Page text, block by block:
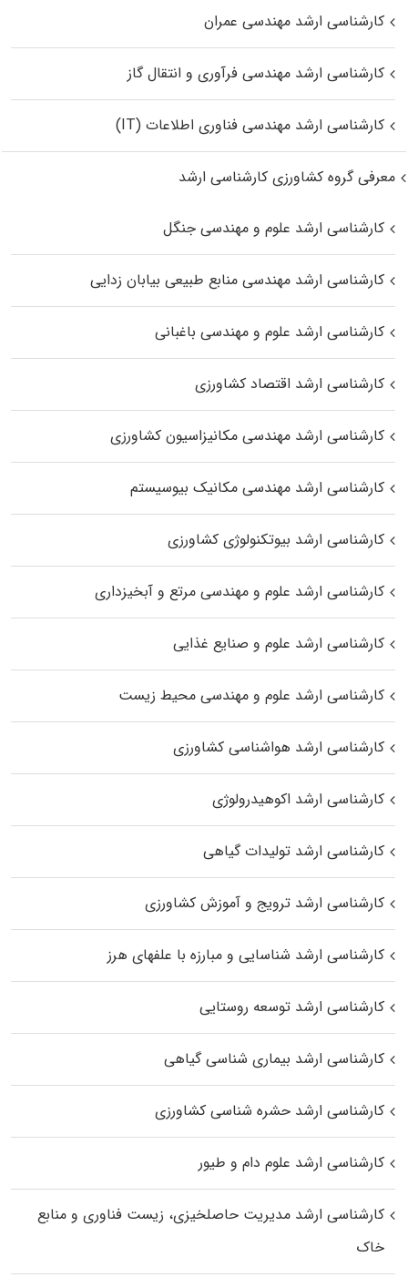
کارشناسی ارشد مهندسی عمران
کارشناسی ارشد مهندسی فرآوری و انتقال گاز
کارشناسی ارشد مهندسی فناوری اطلاعات (IT)
معرفی گروه کشاورزی کارشناسی ارشد
کارشناسی ارشد علوم و مهندسی جنگل
کارشناسی ارشد مهندسی منابع طبیعی بیابان زدایی
کارشناسی ارشد علوم و مهندسی باغبانی
کارشناسی ارشد اقتصاد کشاورزی
کارشناسی ارشد مهندسی مکانیزاسیون کشاورزی
کارشناسی ارشد مهندسی مکانیک بیوسیستم
کارشناسی ارشد بیوتکنولوژی کشاورزی
کارشناسی ارشد علوم و مهندسی مرتع و آبخیزداری
کارشناسی ارشد علوم و صنایع غذایی
کارشناسی ارشد علوم و مهندسی محیط زیست
کارشناسی ارشد هواشناسی کشاورزی
کارشناسی ارشد اکوهیدرولوژی
کارشناسی ارشد تولیدات گیاهی
کارشناسی ارشد ترویج و آموزش کشاورزی
کارشناسی ارشد شناسایی و مبارزه با علفهای هرز
کارشناسی ارشد توسعه روستایی
کارشناسی ارشد بیماری‌ شناسی گیاهی
کارشناسی ارشد حشره‌ شناسی کشاورزی
کارشناسی ارشد علوم دام و طیور
کارشناسی ارشد مدیریت حاصلخیزی، زیست فناوری و منابع
خاک